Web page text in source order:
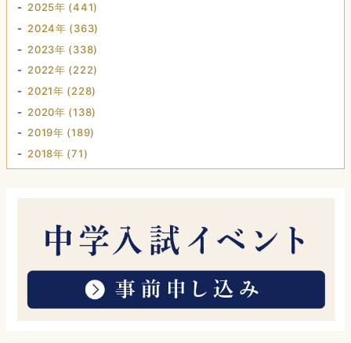
2025年 (441)
2024年 (363)
2023年 (338)
2022年 (222)
2021年 (228)
2020年 (138)
2019年 (189)
2018年 (71)